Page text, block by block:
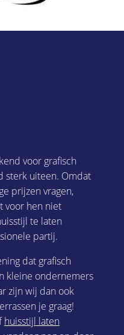
voor grafisch
sterk uiteen. Omdat
prijzen vragen,
voor hen niet
te laten
partij.
dat grafisch
kleine ondernemers
zijn wij dan ook
je graag!
huisstijl laten